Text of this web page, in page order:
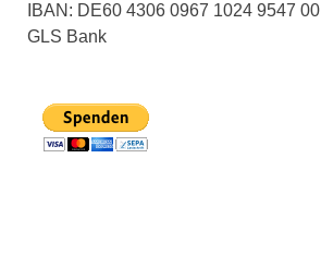
IBAN: DE60 4306 0967 1024 9547 00
GLS Bank